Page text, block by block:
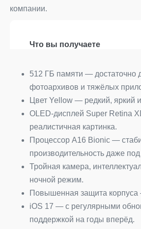
компании.
Что вы получаете
512 ГБ памяти — достаточно
фотоархивов и тяжёлых
Цвет Yellow — редкий, яркий
OLED-дисплей Super Retina
реалистичная картинка.
Процессор A16 Bionic —
производительность даже под
Тройная камера,
ночной режим.
Повышенная защита корпуса
iOS 17 — с регулярными
поддержкой на годы вперёд.